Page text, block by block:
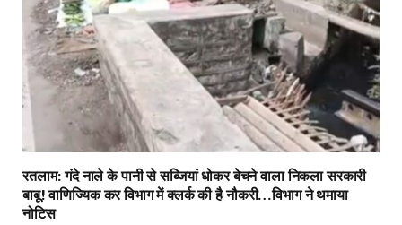
रतलाम: गंदे नाले के पानी से सब्जियां धोकर बेचने वाला निकला सरकारी
बाबू! वाणिज्यिक कर विभाग में क्लर्क की है नौकरी…विभाग ने थमाया
नोटिस